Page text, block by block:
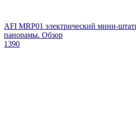
AFI MRP01 электрический мини-
панорамы. Обзор
1390